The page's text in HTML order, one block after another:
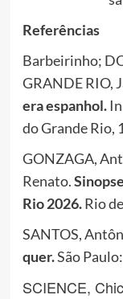
Referências
Barbeirinho;
GRANDE RIO,
era espanhol.
do Grande Rio,
GONZAGA,
Renato.
Rio 2026.Rio
SANTOS,
quer.São
SCIENCE,